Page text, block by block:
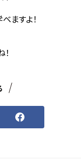
ますよ！